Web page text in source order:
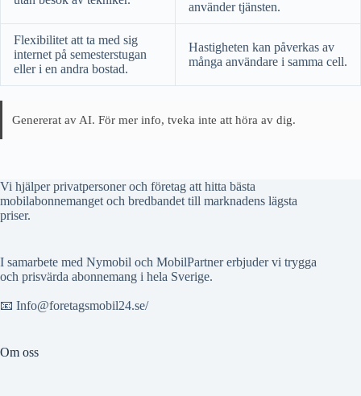
använder tjänsten.
Flexibilitet att ta med sig
internet på semesterstugan
eller i en andra bostad.
Hastigheten kan påverkas av
många användare i samma cell.
Genererat av AI. För mer info, tveka inte att höra av dig.
Vi hjälper privatpersoner och företag att hitta bästa
mobilabonnemanget och bredbandet till marknadens lägsta
priser.
I samarbete med Nymobil och MobilPartner erbjuder vi trygga
och prisvärda abonnemang i hela Sverige.
📧 Info@foretagsmobil24.se/
Om oss